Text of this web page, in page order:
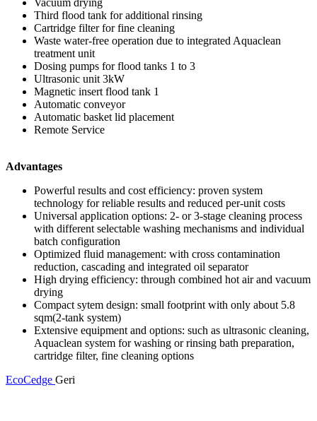
Vacuum drying
Third flood tank for additional rinsing
Cartridge filter for fine cleaning
Waste water-free operation due to integrated Aquaclean
treatment unit
Dosing pumps for flood tanks 1 to 3
Ultrasonic unit 3kW
Magnetic insert flood tank 1
Automatic conveyor
Automatic basket lid placement
Remote Service
Advantages
Powerful results and cost efficiency: proven system
technology for reliable results and reduced per-unit costs
Universal application options: 2- or 3-stage cleaning process
with different selectable washing mechanisms and individual
batch configuration
Optimized fluid management: with cross contamination
reduction, cascading and integrated oil separator
High drying efficiency: through combined hot air and vacuum
drying
Compact sytem design: small footprint with only about 5.8
sqm(2-tank system)
Extensive equipment and options: such as ultrasonic cleaning,
Aquaclean system for washing or rinsing bath preparation,
cartridge filter, fine cleaning options
EcoCedge Geri